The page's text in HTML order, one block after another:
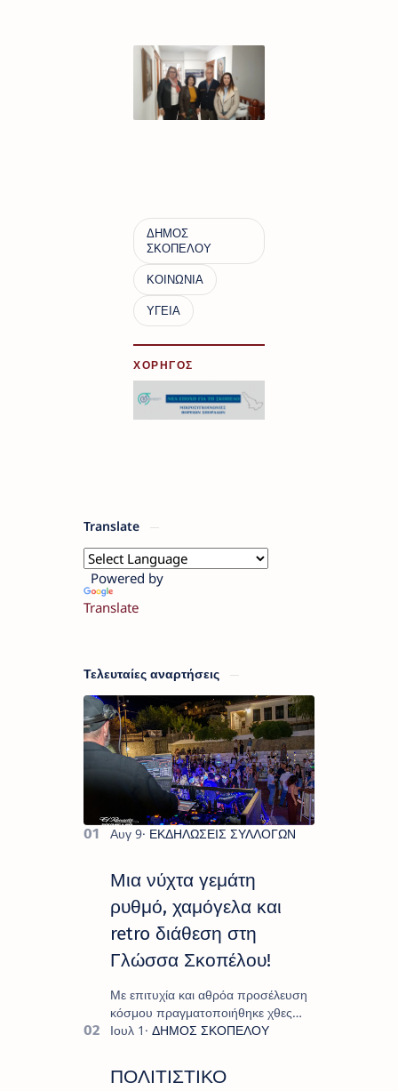
ΧΟΡΗΓΟΣ
Translate
Powered by
Translate
Τελευταίες αναρτήσεις
Μια νύχτα γεμάτη
ρυθμό, χαμόγελα και
retro διάθεση στη
Γλώσσα Σκοπέλου!
Με επιτυχία και αθρόα προσέλευση
κόσμου πραγματοποιήθηκε χθες
Σάββατο 8 Αυγούστου το
ΠΟΛΙΤΙΣΤΙΚΟ